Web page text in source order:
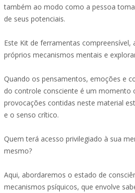
também ao modo como a pessoa
de seus potenciais.
Este Kit de ferramentas compreensível,
próprios mecanismos mentais e
Quando os pensamentos, emoções e
do controle consciente é um momento
provocações contidas neste material
e o senso crítico.
Quem terá acesso privilegiado à sua
mesmo?
Aqui, abordaremos o estado de
mecanismos psíquicos, que envolve